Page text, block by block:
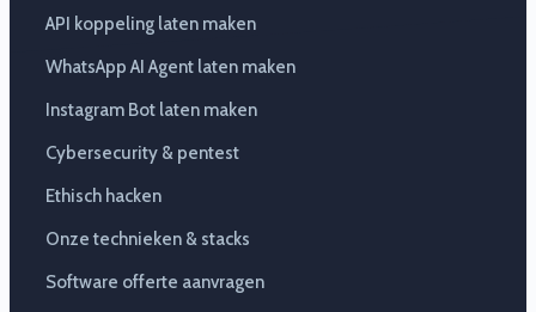
API koppeling laten maken
WhatsApp AI Agent laten maken
Instagram Bot laten maken
Cybersecurity & pentest
Ethisch hacken
Onze technieken & stacks
Software offerte aanvragen